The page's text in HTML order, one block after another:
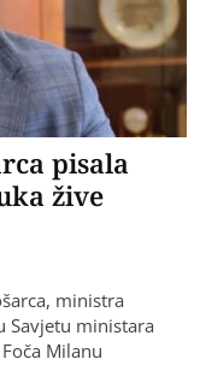
pisala
žive
​ministra
Savjetu ministara
Milanu